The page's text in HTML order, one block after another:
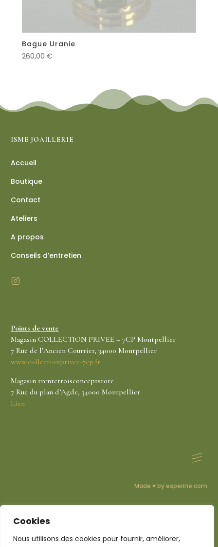
Cookies
Nous utilisons des cookies pour fournir, améliorer,
Bague Uranie
260,00 €
ISME JOAILLERIE
Accueil
Boutique
Contact
Ateliers
A propos
Conseils d’entretien
Points de vente
Magasin COLLECTION PRIVEE – 7CP Montpellier
7 Rue de l’Ancien Courrier, 34000 Montpellier
www.collectionprivee-7cp.fr
Magasin trentetroisconceptstore
7 Rue du plan d’Agde, 34000 Montpellier
Lien
Made ♥ by esperine.com